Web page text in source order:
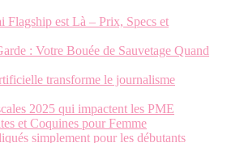
Flagship est Là – Prix, Specs et
: Votre Bouée de Sauvetage Quand
transforme le journalisme
2025 qui impactent les PME
et Coquines pour Femme
simplement pour les débutants